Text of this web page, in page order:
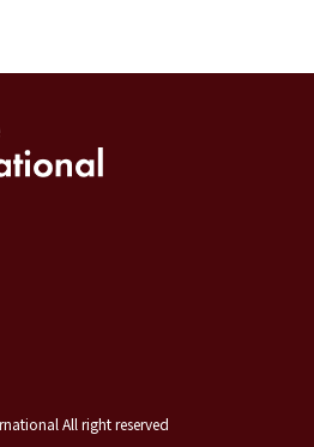
All right reserved